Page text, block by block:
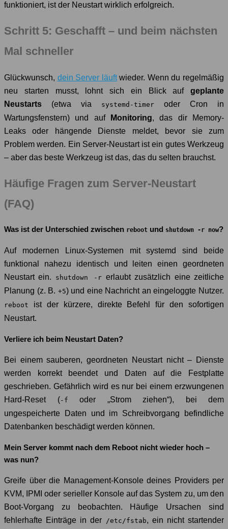
funktioniert, ist der Neustart wirklich erfolgreich.
Schritt 5: Geschafft – und beim nächsten
Mal schneller
Glückwunsch, dein Server läuftwieder. Wenn du regelmäßig
neu starten musst, lohnt sich ein Blick auf geplante
Neustarts (etwa via systemd-timer oder Cron in
Wartungsfenstern) und auf
Monitoring, das dir Memory-
Leaks oder hängende Dienste meldet, bevor sie zum
Problem werden. Ein Server-Neustart ist ein gutes Werkzeug
– aber das beste Werkzeug ist das, das du selten brauchst.
Häufige Fragen zum Server-Neustart
(FAQ)
Was ist der Unterschied zwischen reboot und shutdown -r now?
Auf modernen Linux-Systemen mit systemd sind beide
funktional nahezu identisch und leiten einen geordneten
Neustart ein.
shutdown -r erlaubt zusätzlich eine zeitliche
Planung (z. B. +5) und eine Nachricht an eingeloggte Nutzer.
reboot
ist der kürzere, direkte Befehl für den sofortigen
Neustart.
Verliere ich beim Neustart Daten?
Bei einem sauberen, geordneten Neustart nicht – Dienste
werden korrekt beendet und Daten auf die Festplatte
geschrieben. Gefährlich wird es nur bei einem erzwungenen
Hard-Reset (-f oder „Strom ziehen“), bei dem
ungespeicherte Daten und im Schreibvorgang befindliche
Datenbanken beschädigt werden können.
Mein Server kommt nach dem Reboot nicht wieder hoch –
was nun?
Greife über die Management-Konsole deines Providers per
KVM, IPMI oder serieller Konsole auf das System zu, um den
Boot-Vorgang zu beobachten. Häufige Ursachen sind
fehlerhafte Einträge in der /etc/fstab, ein nicht startender